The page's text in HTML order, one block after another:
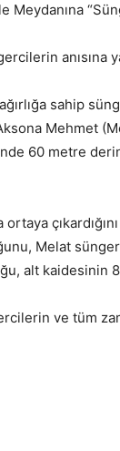
Meydanına
anısına
sahip
Mehmet
60 metre
Melat
alt kaidesinin
ve tüm